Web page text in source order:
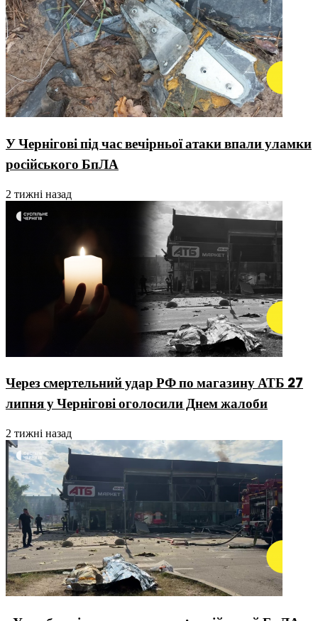
У Чернігові під час вечірньої атаки впали уламки
російського БпЛА
2 тижні назад
Через смертельний удар РФ по магазину АТБ 27
липня у Чернігові оголосили Днем жалоби
2 тижні назад